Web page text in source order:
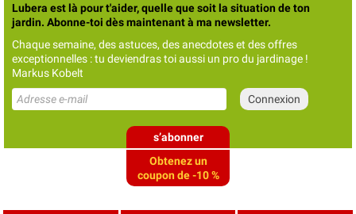
Lubera est là pour t'aider, quelle que soit la situation de ton
jardin. Abonne-toi dès maintenant à ma newsletter.
Chaque semaine, des astuces, des anecdotes et des offres
exceptionnelles : tu deviendras toi aussi un pro du jardinage !
Markus Kobelt
s’abonner
Obtenez un
coupon de -10 %